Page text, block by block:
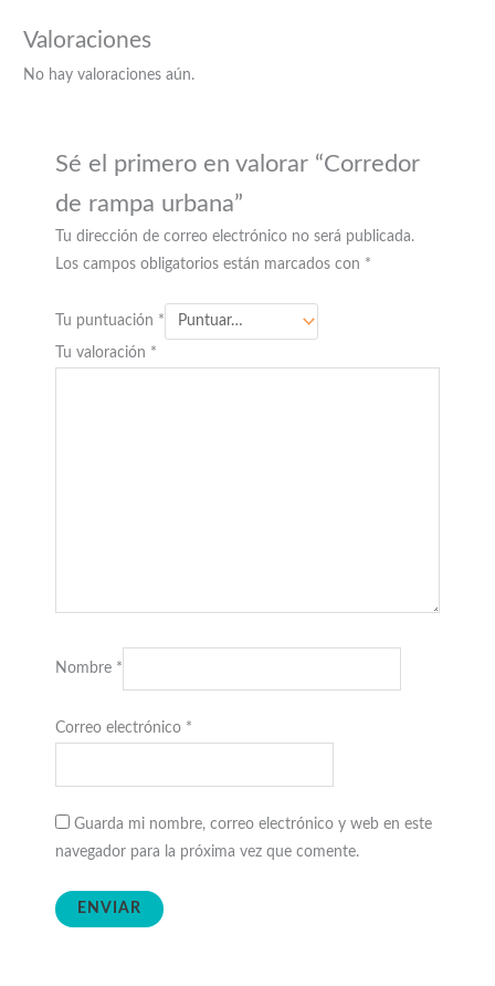
Valoraciones
No hay valoraciones aún.
Sé el primero en valorar “Corredor
de rampa urbana”
Tu dirección de correo electrónico no será publicada.
Los campos obligatorios están marcados con *
Tu puntuación *
Tu valoración *
Nombre *
Correo electrónico *
Guarda mi nombre, correo electrónico y web en este
navegador para la próxima vez que comente.